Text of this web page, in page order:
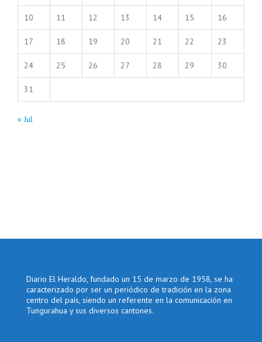
10 11 12 13 14 15 16
17 18 19 20 21 22 23
24 25 26 27 28 29 30
31
« Jul
Diario El Heraldo, fundado un 15 de marzo de 1958, se ha
caracterizado por ser un periódico de tradición en la zona
centro del país, siendo un referente en la comunicación en
Tungurahua y sus diversos cantones.